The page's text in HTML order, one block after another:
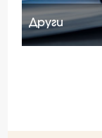
Други